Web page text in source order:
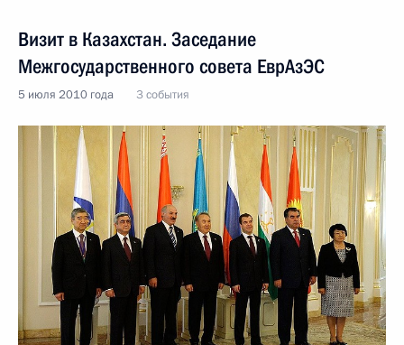
Визит в Казахстан. Заседание
Межгосударственного совета ЕврАзЭС
5 июля 2010 года 3 события